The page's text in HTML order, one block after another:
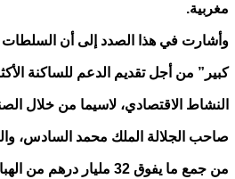
مغربية.
وأشارت في هذا الصدد إلى أن السلطات
كبير” من أجل تقديم الدعم للساكنة
النشاط الاقتصادي، لاسيما من خلال
صاحب الجلالة الملك محمد السادس،
من جمع ما يفوق 32 مليار درهم من الهبات.